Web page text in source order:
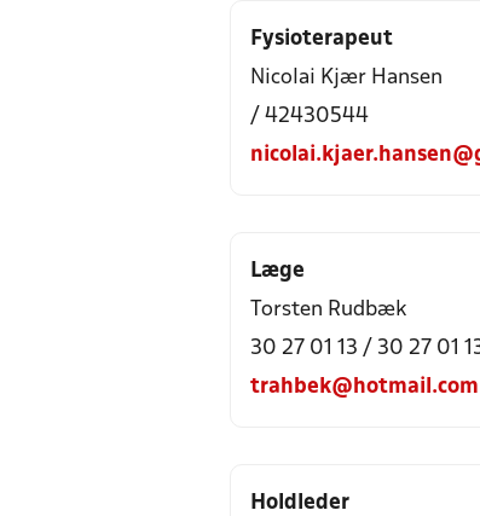
Fysioterapeut
Nicolai Kjær Hansen
/ 42430544
Læge
Torsten Rudbæk
30 27 01 13 / 30 27 01
trahbek@hotmail.com
Holdleder